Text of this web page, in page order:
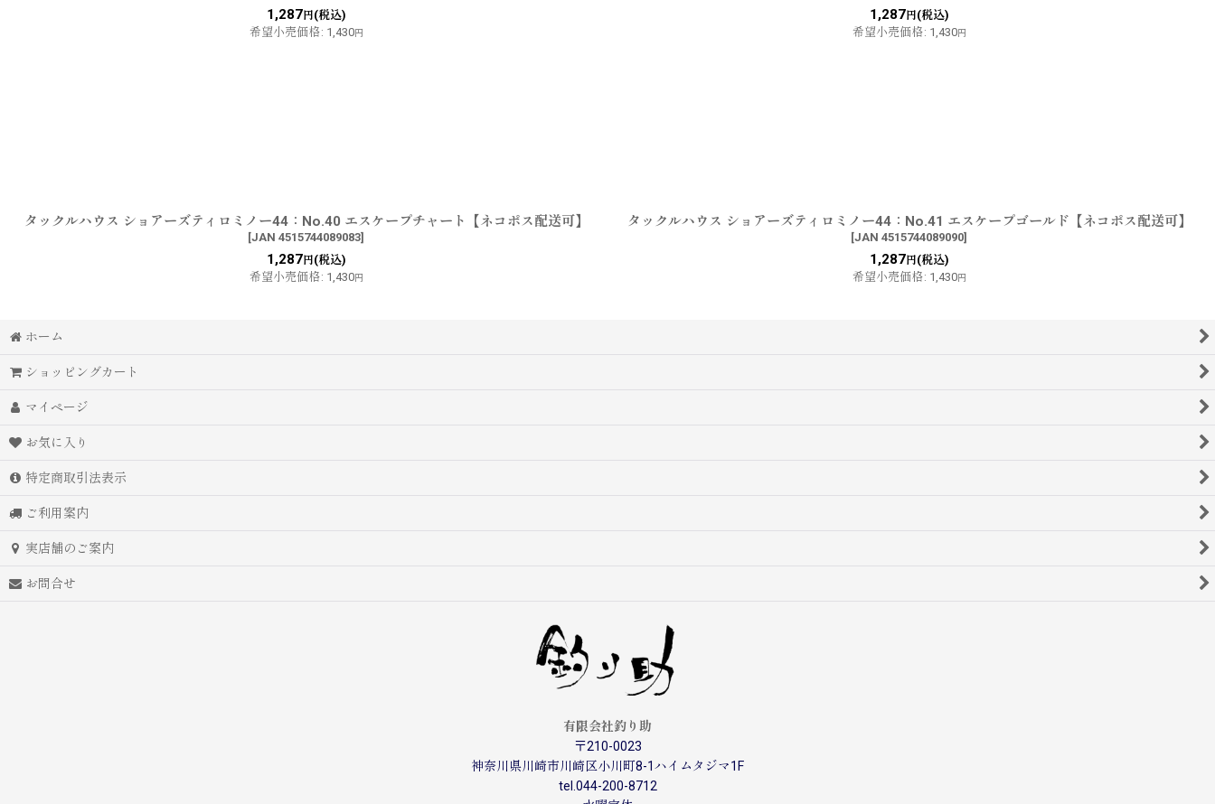
1,287円(税込)
希望小売価格: 1,430円
1,287円(税込)
希望小売価格: 1,430円
タックルハウス ショアーズティロミノー44：No.40 エスケープチャート【ネコポス配送可】
[JAN 4515744089083]
1,287円(税込)
希望小売価格: 1,430円
タックルハウス ショアーズティロミノー44：No.41 エスケープゴールド【ネコポス配送可】
[JAN 4515744089090]
1,287円(税込)
希望小売価格: 1,430円
ホーム
ショッピングカート
マイページ
お気に入り
特定商取引法表示
ご利用案内
実店舗のご案内
お問合せ
有限会社釣り助
〒210-0023
神奈川県川崎市川崎区小川町8-1ハイムタジマ1F
tel.044-200-8712